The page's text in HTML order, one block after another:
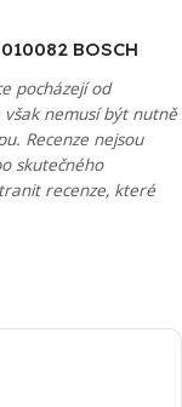
BOSCH
pocházejí od
nemusí být nutně
Recenze nejsou
skutečného
recenze, které